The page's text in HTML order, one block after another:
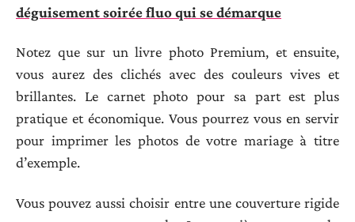
déguisement soirée fluo qui se démarque
Notez que sur un livre photo Premium, et ensuite,
vous aurez des clichés avec des couleurs vives et
brillantes. Le carnet photo pour sa part est plus
pratique et économique. Vous pourrez vous en servir
pour imprimer les photos de votre mariage à titre
d’exemple.
Vous pouvez aussi choisir entre une couverture rigide